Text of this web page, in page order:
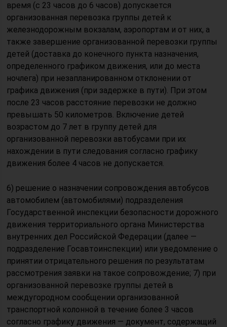
время (с 23 часов до 6 часов) допускается
организованная перевозка группы детей к
железнодорожным вокзалам, аэропортам и от них, а
также завершение организованной перевозки группы
детей (доставка до конечного пункта назначения,
определенного графиком движения, или до места
ночлега) при незапланированном отклонении от
графика движения (при задержке в пути). При этом
после 23 часов расстояние перевозки не должно
превышать 50 километров. Включение детей
возрастом до 7 лет в группу детей для
организованной перевозки автобусами при их
нахождении в пути следования согласно графику
движения более 4 часов не допускается.
6) решение о назначении сопровождения автобусов
автомобилем (автомобилями) подразделения
Государственной инспекции безопасности дорожного
движения территориального органа Министерства
внутренних дел Российской Федерации (далее —
подразделение Госавтоинспекции) или уведомление о
принятии отрицательного решения по результатам
рассмотрения заявки на такое сопровождение; 7) при
организованной перевозке группы детей в
междугородном сообщении организованной
транспортной колонной в течение более 3 часов
согласно графику движения — документ, содержащий